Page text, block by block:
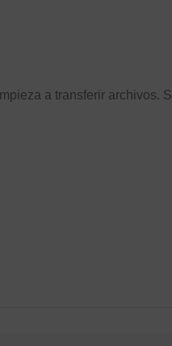
a transferir